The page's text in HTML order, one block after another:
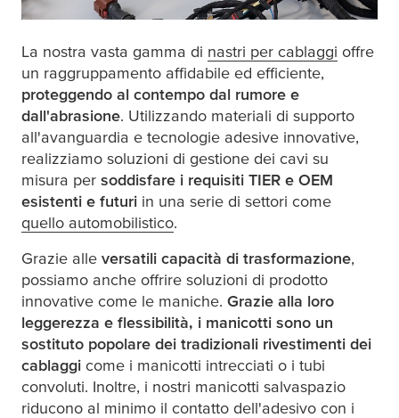
La nostra vasta gamma di nastri per cablaggi offre
un raggruppamento affidabile ed efficiente,
proteggendo al contempo dal rumore e
dall'abrasione. Utilizzando materiali di supporto
all'avanguardia e tecnologie adesive innovative,
realizziamo soluzioni di gestione dei cavi su
misura per soddisfare i requisiti TIER e OEM
esistenti e futuri in una serie di settori come
quello automobilistico.
Grazie alle versatili capacità di trasformazione,
possiamo anche offrire soluzioni di prodotto
innovative come le maniche. Grazie alla loro
leggerezza e flessibilità, i manicotti sono un
sostituto popolare dei tradizionali rivestimenti dei
cablaggi come i manicotti intrecciati o i tubi
convoluti. Inoltre, i nostri manicotti salvaspazio
riducono al minimo il contatto dell'adesivo con i